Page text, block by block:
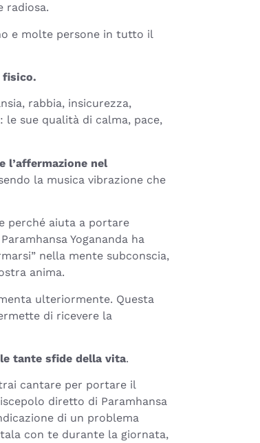
radiosa.
e molte persone in tutto il
fisico.
rabbia, insicurezza,
sue qualità di calma, pace,
l’affermazione nel
la musica vibrazione che
perché aiuta a portare
Yogananda ha
nella mente subconscia,
anima.
ulteriormente. Questa
di ricevere la
tante sfide della vita.
cantare per portare il
diretto di Paramhansa
di un problema
con te durante la giornata,